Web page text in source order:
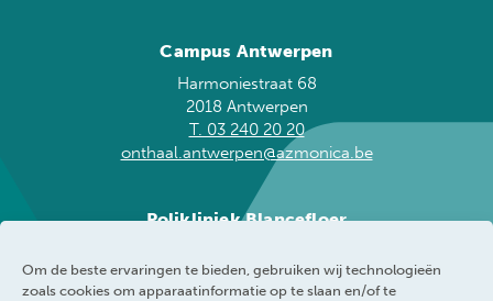
Om de beste ervaringen te bieden, gebruiken wij technologieën
zoals cookies om apparaatinformatie op te slaan en/of te
Campus Antwerpen
Harmoniestraat 68
2018 Antwerpen
T. 03 240 20 20
onthaal.antwerpen@azmonica.be
Polikliniek Blancefloer
2050 Antwerpen